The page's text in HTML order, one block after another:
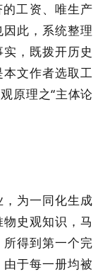
工资、唯生产
此，系统整理
，既拨开历史
文作者选取工
原理之“主体论
，为一同化生成
史观知识，马
得到第一个完
于每一册均被